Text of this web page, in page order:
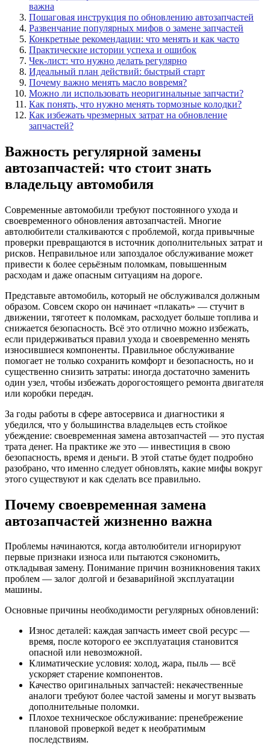
важна
Пошаговая инструкция по обновлению автозапчастей
Развенчание популярных мифов о замене запчастей
Конкретные рекомендации: что менять и как часто
Практические истории успеха и ошибок
Чек-лист: что нужно делать регулярно
Идеальный план действий: быстрый старт
Почему важно менять масло вовремя?
Можно ли использовать неоригинальные запчасти?
Как понять, что нужно менять тормозные колодки?
Как избежать чрезмерных затрат на обновление
запчастей?
Важность регулярной замены
автозапчастей: что стоит знать
владельцу автомобиля
Современные автомобили требуют постоянного ухода и
своевременного обновления автозапчастей. Многие
автолюбители сталкиваются с проблемой, когда привычные
проверки превращаются в источник дополнительных затрат и
рисков. Неправильное или запоздалое обслуживание может
привести к более серьёзным поломкам, повышенным
расходам и даже опасным ситуациям на дороге.
Представьте автомобиль, который не обслуживался должным
образом. Совсем скоро он начинает «плакать» — стучит в
движении, тяготеет к поломкам, расходует больше топлива и
снижается безопасность. Всё это отлично можно избежать,
если придерживаться правил ухода и своевременно менять
износившиеся компоненты. Правильное обслуживание
помогает не только сохранить комфорт и безопасность, но и
существенно снизить затраты: иногда достаточно заменить
один узел, чтобы избежать дорогостоящего ремонта двигателя
или коробки передач.
За годы работы в сфере автосервиса и диагностики я
убедился, что у большинства владельцев есть стойкое
убеждение: своевременная замена автозапчастей — это пустая
трата денег. На практике же это — инвестиция в свою
безопасность, время и деньги. В этой статье будет подробно
разобрано, что именно следует обновлять, какие мифы вокруг
этого существуют и как сделать все правильно.
Почему своевременная замена
автозапчастей жизненно важна
Проблемы начинаются, когда автолюбители игнорируют
первые признаки износа или пытаются сэкономить,
откладывая замену. Понимание причин возникновения таких
проблем — залог долгой и безаварийной эксплуатации
машины.
Основные причины необходимости регулярных обновлений:
Износ деталей: каждая запчасть имеет свой ресурс —
время, после которого ее эксплуатация становится
опасной или невозможной.
Климатические условия: холод, жара, пыль — всё
ускоряет старение компонентов.
Качество оригинальных запчастей: некачественные
аналоги требуют более частой замены и могут вызвать
дополнительные поломки.
Плохое техническое обслуживание: пренебрежение
плановой проверкой ведет к необратимым
последствиям.